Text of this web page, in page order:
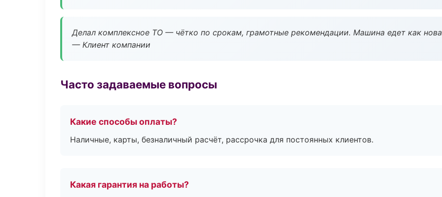
Делал комплексное ТО — чётко по срокам, грамотные рекомендации. Машина едет как
— Клиент компании
Часто задаваемые вопросы
Какие способы оплаты?
Наличные, карты, безналичный расчёт, рассрочка для постоянных клиентов.
Какая гарантия на работы?